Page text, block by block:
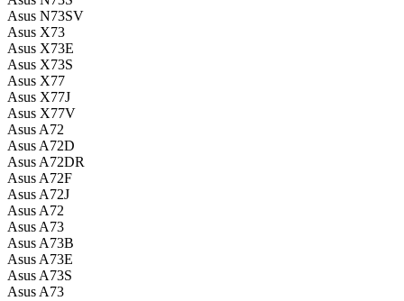
Asus N73SV
Asus X73
Asus X73E
Asus X73S
Asus X77
Asus X77J
Asus X77V
Asus A72
Asus A72D
Asus A72DR
Asus A72F
Asus A72J
Asus A72
Asus A73
Asus A73B
Asus A73E
Asus A73S
Asus A73